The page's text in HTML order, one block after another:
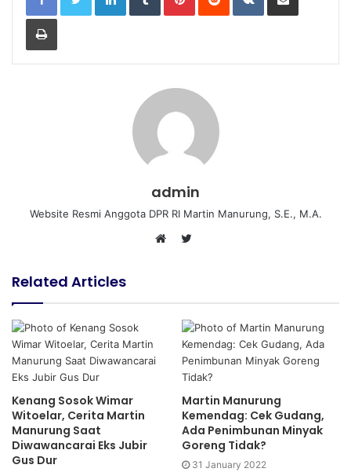
Print
admin
Website Resmi Anggota DPR RI Martin Manurung, S.E., M.A.
s
t
e
r
Related Articles
Kenang Sosok Wimar
Witoelar, Cerita Martin
Manurung Saat
Diwawancarai Eks Jubir
Gus Dur
Martin Manurung
Kemendag: Cek Gudang,
Ada Penimbunan Minyak
Goreng Tidak?
31 January 2022